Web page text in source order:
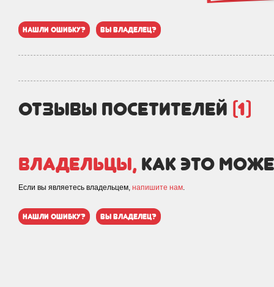
нашли ошибку? вы владелец?
отзывы посетителей (1)
Владельцы, как это
Если вы являетесь владельцем, напишите нам.
нашли ошибку? вы владелец?